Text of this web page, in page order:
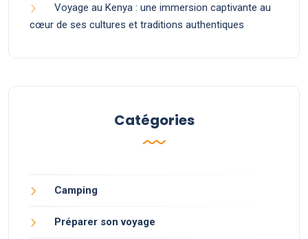
Voyage au Kenya : une immersion captivante au
cœur de ses cultures et traditions authentiques
Catégories
Camping
Préparer son voyage